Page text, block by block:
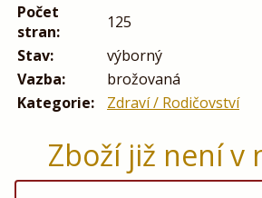
Počet
stran:
125
Stav:
výborný
Vazba:
brožovaná
Kategorie:
Zdraví / Rodičovství
Zboží již není v